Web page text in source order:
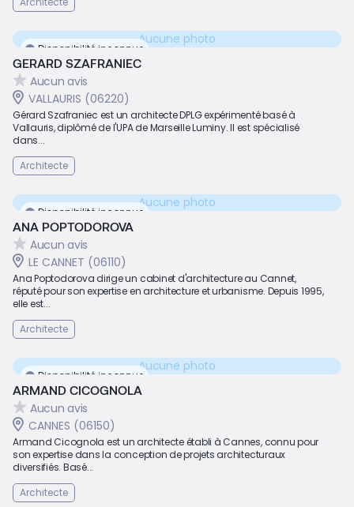
Disponibilité inconnue
Aucune photo
GERARD SZAFRANIEC
Aucun avis
VALLAURIS (06220)
Gérard Szafraniec est un architecte DPLG expérimenté basé à
Vallauris, diplômé de l'UPA de Marseille Luminy. Il est spécialisé
dans...
Architecte
Disponibilité inconnue
Aucune photo
ANA POPTODOROVA
Aucun avis
LE CANNET (06110)
Ana Poptodorova dirige un cabinet d'architecture au Cannet,
réputé pour son expertise en architecture et urbanisme. Depuis 1995,
elle est...
Architecte
Disponibilité inconnue
Aucune photo
ARMAND CICOGNOLA
Aucun avis
CANNES (06150)
Armand Cicognola est un architecte établi à Cannes, connu pour
son expertise dans la conception de projets architecturaux
diversifiés. Basé...
Architecte